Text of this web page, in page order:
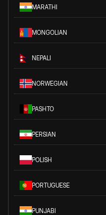
MARATHI
MONGOLIAN
NEPALI
NORWEGIAN
PASHTO
PERSIAN
POLISH
PORTUGUESE
PUNJABI